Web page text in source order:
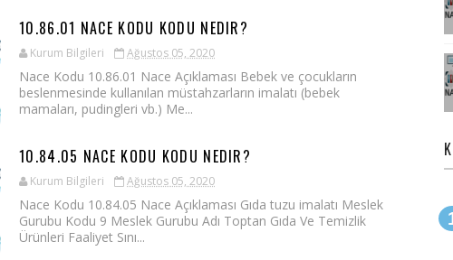
10.86.01 NACE KODU KODU NEDIR?
Kurum Bilgileri Ağustos 05, 2020
Nace Kodu 10.86.01 Nace Açıklaması Bebek ve çocukların
beslenmesinde kullanılan müstahzarların imalatı (bebek
mamaları, pudingleri vb.) Me...
10.84.05 NACE KODU KODU NEDIR?
Kurum Bilgileri Ağustos 05, 2020
Nace Kodu 10.84.05 Nace Açıklaması Gıda tuzu imalatı Meslek
Gurubu Kodu 9 Meslek Gurubu Adı Toptan Gıda Ve Temizlik
Ürünleri Faaliyet Sını...